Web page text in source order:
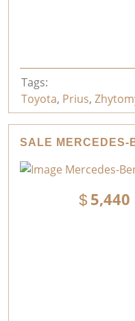
Tags:
Toyota, Prius,
5,440